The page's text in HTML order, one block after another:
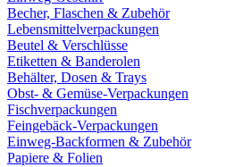
Becher, Flaschen & Zubehör
Lebensmittelverpackungen
Beutel & Verschlüsse
Etiketten & Banderolen
Behälter, Dosen & Trays
Obst- & Gemüse-Verpackungen
Fischverpackungen
Feingebäck-Verpackungen
Einweg-Backformen & Zubehör
Papiere & Folien